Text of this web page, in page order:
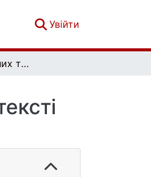
Увійти
Функції туристичних текстів французькою мовою в контексті філологічного аналізу